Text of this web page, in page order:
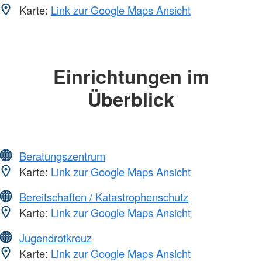
Karte: Link zur Google Maps Ansicht
Einrichtungen im
Überblick
Beratungszentrum
Karte: Link zur Google Maps Ansicht
Bereitschaften / Katastrophenschutz
Karte: Link zur Google Maps Ansicht
Jugendrotkreuz
Karte: Link zur Google Maps Ansicht